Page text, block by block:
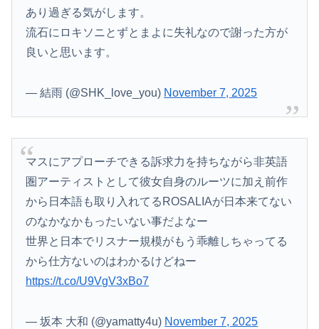
あり過ぎる気がします。
流石にロキソニとずとまよに失礼なので謝った方が
良いと思います。
— 結雨 (@SHK_love_you) November 7, 2025
マスにアプローチできる訴求力を持ちながら非英語
圏アーティストとして彼女自身のルーツに加え前作
から日本語も取り入れてるROSALIAが日本来てない
のなかなかもったいない事だよなー
世界と日本でリスナー規模がもう乖離しちゃってる
から仕方ないのはわかるけどねー
https://t.co/U9VgV3xBo7
— 坂本 大和 (@yamatty4u) November 7, 2025